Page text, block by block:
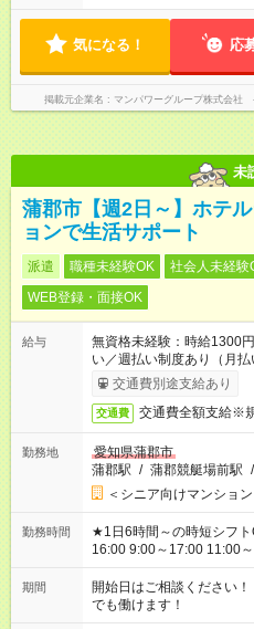
気になる！ 応
掲載元企業名 マンパワーグループ株式会社
未
蒲郡市【週2日～】ホテ
ョンで生活サポート
派遣 職種未経験OK 社会人未経験
WEB登録・面接OK
給与
無資格未経験：時給
い／週払い制度あり（月
完了次第のお支払いとなり
交通費別途支給あり
交通費 交通費全額支給※
勤務地
愛知県蒲郡市
蒲郡駅 / 蒲郡競艇場前駅 /
＜シニア向けマンション
勤務時間
★1日6時間～の時短シフトOK ★スタート時間選べます！
16:00 9:00～17:00 11:00～19:00
場合、他のお仕事と合わ
ん ※法令に基づき、週20
となります ※労働者派遣法
短時間・短期間の就業は
期間
開始日はご相談くださ
でも働けます！